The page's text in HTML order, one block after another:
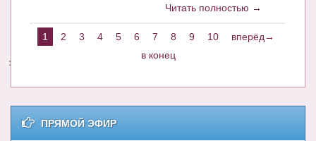
Читать полностью →
1 2 3 4 5 6 7 8 9 10
вперёд→
в конец
ПРЯМОЙ ЭФИР